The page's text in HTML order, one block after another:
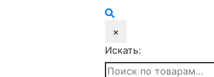
×
Искать: